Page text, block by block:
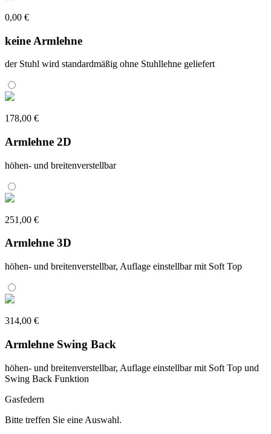
0,00 €
keine Armlehne
der Stuhl wird standardmäßig ohne Stuhllehne geliefert
178,00 €
Armlehne 2D
höhen- und breitenverstellbar
251,00 €
Armlehne 3D
höhen- und breitenverstellbar, Auflage einstellbar mit Soft Top
314,00 €
Armlehne Swing Back
höhen- und breitenverstellbar, Auflage einstellbar mit Soft Top und
Swing Back Funktion
Gasfedern
Bitte treffen Sie eine Auswahl.